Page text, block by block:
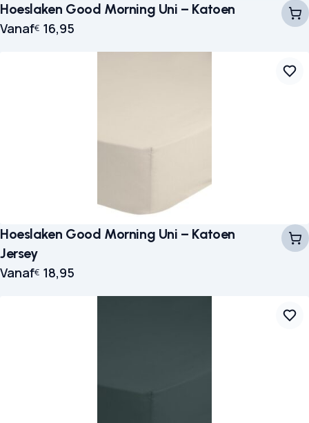
Hoeslaken Good Morning Uni – Katoen
Vanaf€ 16,95
Hoeslaken Good Morning Uni – Katoen
Jersey
Vanaf€ 18,95